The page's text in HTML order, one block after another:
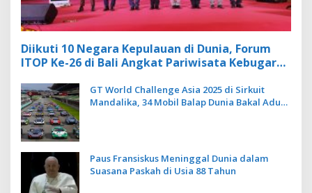
Diikuti 10 Negara Kepulauan di Dunia, Forum
ITOP Ke-26 di Bali Angkat Pariwisata Kebugaran
GT World Challenge Asia 2025 di Sirkuit
Mandalika, 34 Mobil Balap Dunia Bakal Adu
Paus Fransiskus Meninggal Dunia dalam
Suasana Paskah di Usia 88 Tahun